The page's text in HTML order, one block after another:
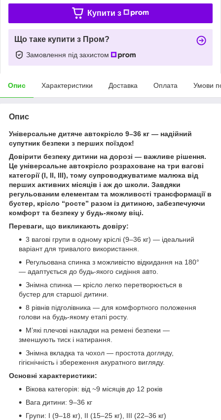
Купити з
Що таке купити з Пром?
Замовлення під захистом
Опис Характеристики Доставка Оплата Умови
Опис
Універсальне дитяче автокрісло 9–36 кг — надійний
супутник безпеки з перших поїздок!
Довірити безпеку дитини на дорозі — важливе рішення.
Це універсальне автокрісло розраховане на три вагові
категорії (I, II, III), тому супроводжуватиме малюка від
перших активних місяців і аж до школи. Завдяки
регульованим елементам та можливості трансформації в
бустер, крісло “росте” разом із дитиною, забезпечуючи
комфорт та безпеку у будь-якому віці.
Переваги, що викликають довіру:
3 вагові групи в одному кріслі (9–36 кг) — ідеальний
варіант для тривалого використання.
Регульована спинка з можливістю відкидання на 180°
— адаптується до будь-якого сидіння авто.
Знімна спинка — крісло легко перетворюється в
бустер для старшої дитини.
8 рівнів підголівника — для комфортного положення
голови на будь-якому етапі росту.
М’які плечові накладки на ремені безпеки —
зменшують тиск і натирання.
Знімна вкладка та чохол — простота догляду,
гігієнічність і збереження акуратного вигляду.
Основні характеристики:
Вікова категорія: від ~9 місяців до 12 років
Вага дитини: 9–36 кг
Групи: I (9–18 кг), II (15–25 кг), III (22–36 кг)